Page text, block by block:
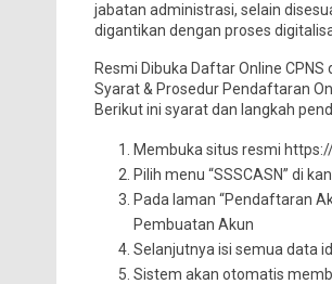
jabatan administrasi, selain
digantikan dengan proses
Resmi Dibuka Daftar Online CPNS
Syarat & Prosedur Pendaftaran
Berikut ini syarat dan langkah
Membuka situs resmi
Pilih menu “SSSCASN” di
Pada laman “Pendaftaran
Pembuatan Akun
Selanjutnya isi semua data
Sistem akan otomatis